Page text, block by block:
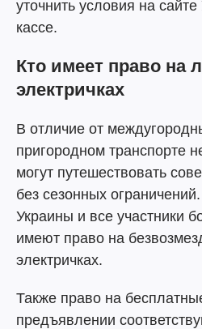
уточнить условия на
кассе.
Кто имеет право на
электричках
В отличие от
пригородном транспорте
могут путешествовать
без сезонных
Украины и все участники
имеют право на
электричках.
Также право на
предъявлении